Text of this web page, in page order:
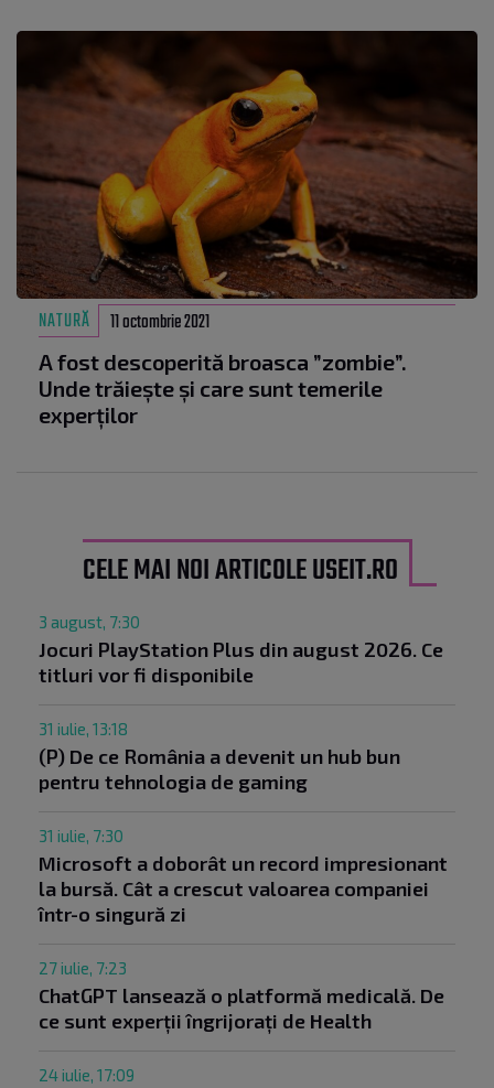
NATURĂ 11 octombrie 2021
A fost descoperită broasca ”zombie”.
Unde trăiește și care sunt temerile
experților
CELE MAI NOI ARTICOLE USEIT.RO
3 august, 7:30
Jocuri PlayStation Plus din august 2026. Ce
titluri vor fi disponibile
31 iulie, 13:18
(P) De ce România a devenit un hub bun
pentru tehnologia de gaming
31 iulie, 7:30
Microsoft a doborât un record impresionant
la bursă. Cât a crescut valoarea companiei
într-o singură zi
27 iulie, 7:23
ChatGPT lansează o platformă medicală. De
ce sunt experții îngrijorați de Health
24 iulie, 17:09